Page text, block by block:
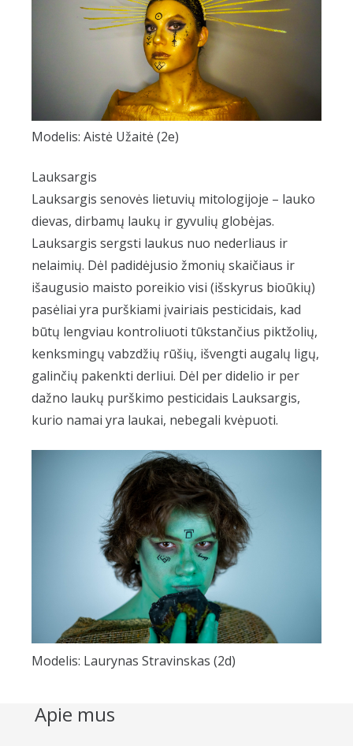
Modelis: Aistė Užaitė (2e)
Lauksargis
Lauksargis senovės lietuvių mitologijoje – lauko
dievas, dirbamų laukų ir gyvulių globėjas.
Lauksargis sergsti laukus nuo nederliaus ir
nelaimių. Dėl padidėjusio žmonių skaičiaus ir
išaugusio maisto poreikio visi (išskyrus bioūkių)
pasėliai yra purškiami įvairiais pesticidais, kad
būtų lengviau kontroliuoti tūkstančius piktžolių,
kenksmingų vabzdžių rūšių, išvengti augalų ligų,
galinčių pakenkti derliui. Dėl per didelio ir per
dažno laukų purškimo pesticidais Lauksargis,
kurio namai yra laukai, nebegali kvėpuoti.
Modelis: Laurynas Stravinskas (2d)
Apie mus